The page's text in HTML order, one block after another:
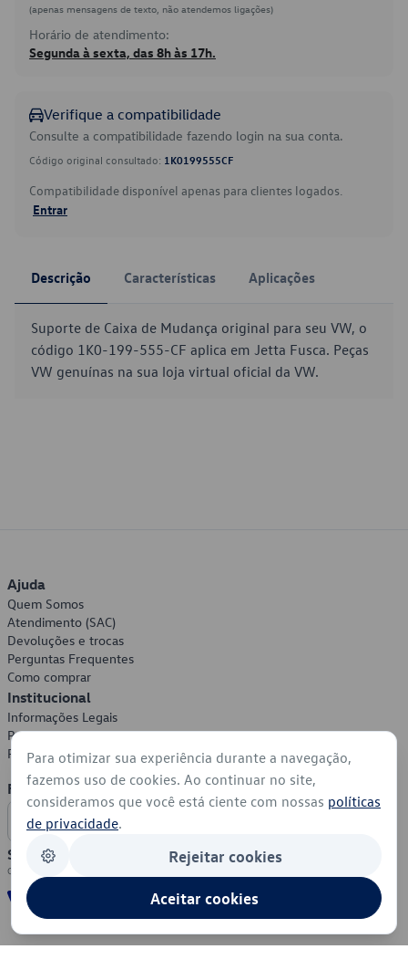
(apenas mensagens de texto, não atendemos ligações)
Horário de atendimento:
Segunda à sexta, das 8h às 17h.
Verifique a compatibilidade
Consulte a compatibilidade fazendo login na sua conta.
Código original consultado: 1K0199555CF
Compatibilidade disponível apenas para clientes logados.
Entrar
Descrição Características Aplicações
Suporte de Caixa de Mudança original para seu VW, o
código 1K0-199-555-CF aplica em Jetta Fusca. Peças
VW genuínas na sua loja virtual oficial da VW.
Ajuda
Quem Somos
Atendimento (SAC)
Devoluções e trocas
Perguntas Frequentes
Como comprar
Institucional
Informações Legais
Política de Privacidade
Política de Cookies
Formas de Pagamento
Segurança
Para otimizar sua experiência durante a navegação,
fazemos uso de cookies. Ao continuar no site,
consideramos que você está ciente com nossas políticas
de privacidade.
Rejeitar cookies
Aceitar cookies